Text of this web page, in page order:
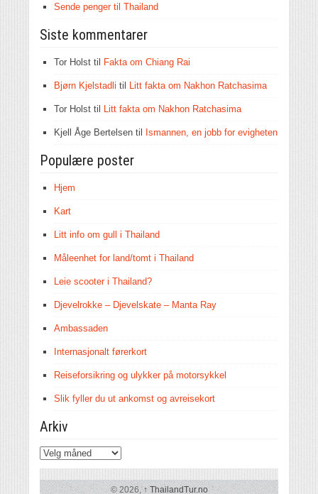
Sende penger til Thailand
Siste kommentarer
Tor Holst til Fakta om Chiang Rai
Bjørn Kjelstadli til Litt fakta om Nakhon Ratchasima
Tor Holst til Litt fakta om Nakhon Ratchasima
Kjell Åge Bertelsen til Ismannen, en jobb for evigheten
Populære poster
Hjem
Kart
Litt info om gull i Thailand
Måleenhet for land/tomt i Thailand
Leie scooter i Thailand?
Djevelrokke – Djevelskate – Manta Ray
Ambassaden
Internasjonalt førerkort
Reiseforsikring og ulykker på motorsykkel
Slik fyller du ut ankomst og avreisekort
Arkiv
Arkiv
© 2026,↑ThailandTur.no